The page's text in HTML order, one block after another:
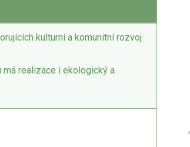
kulturní a komunitní rozvoj
má realizace i ekologický a